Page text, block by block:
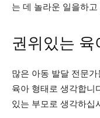
는 데 놀라운 일을하
권위있는 육
많은 아동 발달 전문
육아 형태로 생각합니
있는 부모로 생각하십